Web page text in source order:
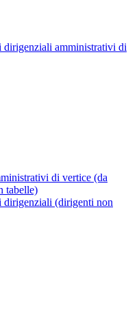
amministrativi di
di vertice (da
tabelle)
(dirigenti non